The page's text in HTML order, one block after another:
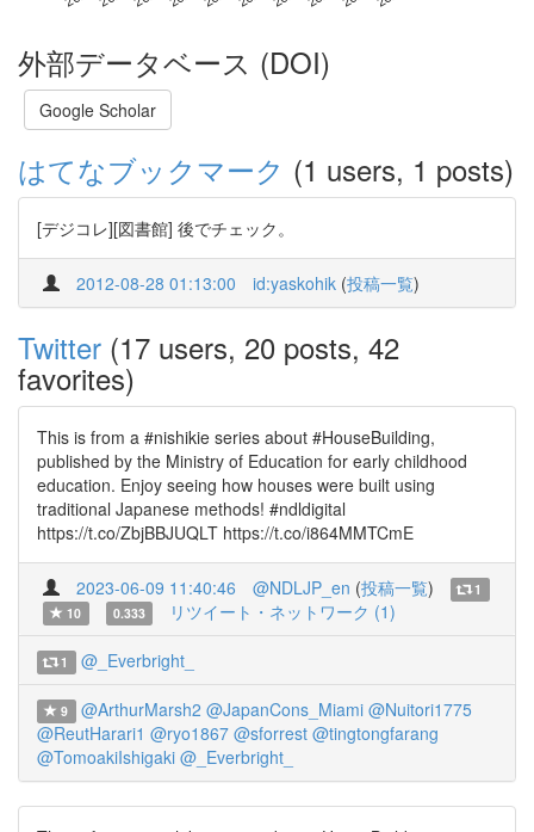
外部データベース (DOI)
Google Scholar
はてなブックマーク (1 users, 1 posts)
[デジコレ][図書館] 後でチェック。
2012-08-28 01:13:00 id:yaskohik (投稿一覧)
Twitter (17 users, 20 posts, 42
favorites)
This is from a #nishikie series about #HouseBuilding,
published by the Ministry of Education for early childhood
education. Enjoy seeing how houses were built using
traditional Japanese methods! #ndldigital
https://t.co/ZbjBBJUQLT https://t.co/i864MMTCmE
2023-06-09 11:40:46 @NDLJP_en (投稿一覧)
1
10
0.333 リツイート・ネットワーク (1)
1 @_Everbright_
9 @ArthurMarsh2 @JapanCons_Miami @Nuitori1775
@ReutHarari1 @ryo1867 @sforrest @tingtongfarang
@TomoakiIshigaki @_Everbright_